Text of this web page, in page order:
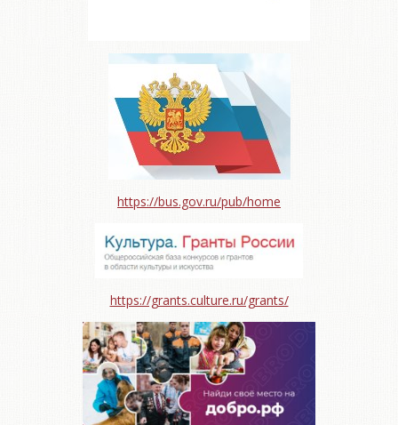
https://bus.gov.ru/pub/home
https://grants.culture.ru/grants/